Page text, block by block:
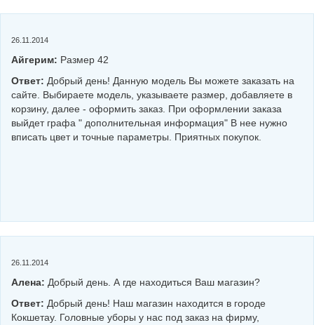
26.11.2014
Айгерим: Размер 42
Ответ: Добрый день! Данную модель Вы можете заказать на
сайте. Выбираете модель, указываете размер, добавляете в
корзину, далее - оформить заказ. При оформлении заказа
выйдет графа " дополнительная информация" В нее нужно
вписать цвет и точные параметры. Приятных покупок.
26.11.2014
Алена: Добрый день. А где находиться Ваш магазин?
Ответ: Добрый день! Наш магазин находится в городе
Кокшетау. Головные уборы у нас под заказ на фирму,